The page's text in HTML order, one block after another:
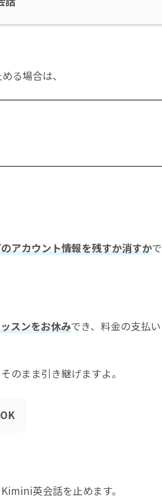
る場合は、
アカウント情報を残すか消すかで
スンをお休みでき、料金の支払い
のまま引き継げますよ。
Kimini英会話を止めます。